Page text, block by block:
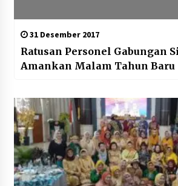
31 Desember 2017
Ratusan Personel Gabungan
Amankan Malam Tahun Baru